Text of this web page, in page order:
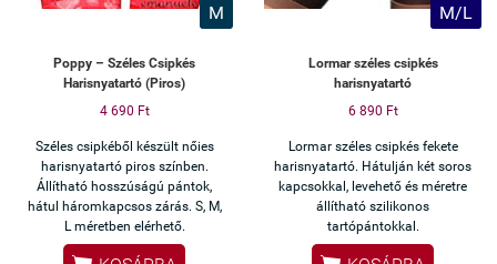
M
Poppy – Széles Csipkés
Harisnyatartó (Piros)
4 690 Ft
Széles csipkéből készült nőies
harisnyatartó piros színben.
Állítható hosszúságú pántok,
hátul háromkapcsos zárás. S, M,
L méretben elérhető.
M/L
Lormar széles csipkés
harisnyatartó
6 890 Ft
Lormar széles csipkés fekete
harisnyatartó. Hátulján két soros
kapcsokkal, levehető és méretre
állítható szilikonos
tartópántokkal.